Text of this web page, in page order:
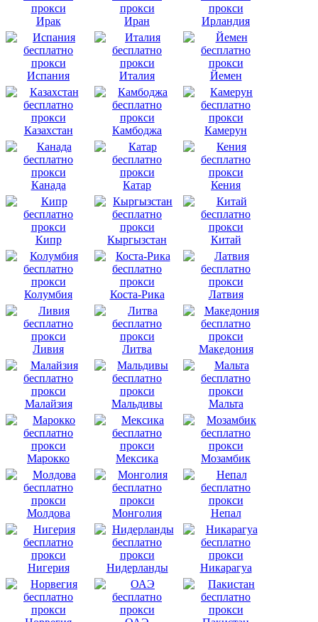
Ирак Иран Ирландия
Испания Италия Йемен
Казахстан Камбоджа Камерун
Канада Катар Кения
Кипр Кыргызстан Китай
Колумбия Коста-Рика Латвия
Ливия Литва Македония
Малайзия Мальдивы Мальта
Марокко Мексика Мозамбик
Молдова Монголия Непал
Нигерия Нидерланды Никарагуа